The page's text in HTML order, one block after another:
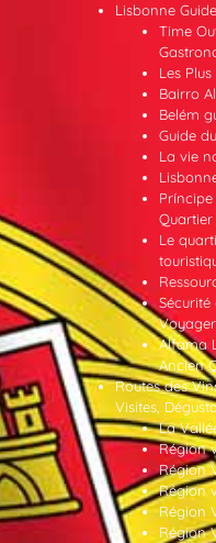
Lisbonne
Time
Les
Bairro
Belém
Guide
La vie
Quartier
Le
Alfama
Ancien
Routes des
Visites,
La
Région
Région
Région
Région
Région